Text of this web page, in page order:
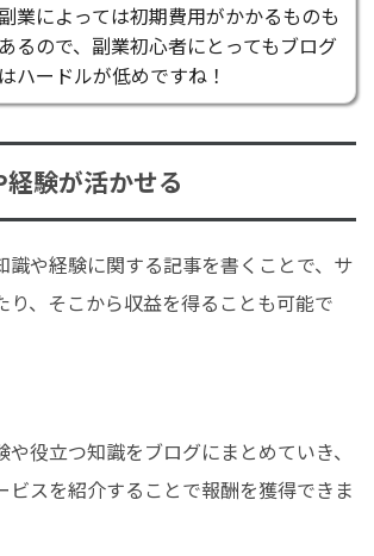
副業によっては初期費用がかかるものも
あるので、副業初心者にとってもブログ
はハードルが低めですね！
験が活かせる
識や経験に関する記事を書くことで、サ
り、そこから収益を得ることも可能で
役立つ知識をブログにまとめていき、
ビスを紹介することで報酬を獲得できま